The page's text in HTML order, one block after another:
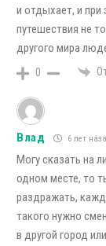
и отдыхает, и при
путешествия не
другого мира
0
Влад 6 лет
Могу сказать на
одном месте, то
раздражать,
такого нужно
в другой город